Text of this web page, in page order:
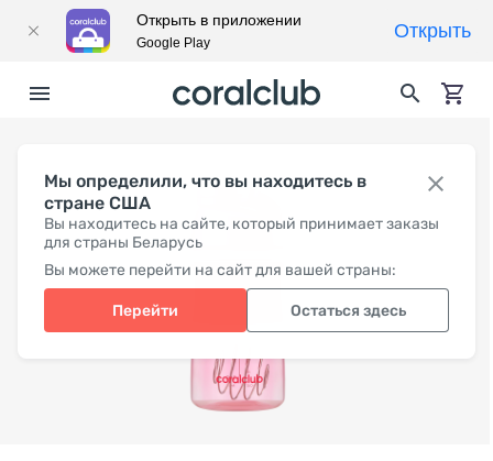
Мы определили, что вы находитесь в
стране США
Вы находитесь на сайте, который принимает заказы
для страны Беларусь
Вы можете перейти на сайт для вашей страны:
Перейти Остаться здесь
Открыть в приложении
Google Play
Открыть